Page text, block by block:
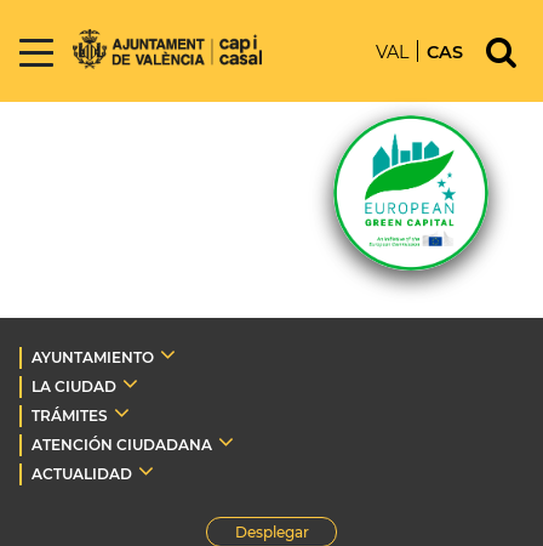
VAL CAS
AYUNTAMIENTO
LA CIUDAD
TRÁMITES
ATENCIÓN CIUDADANA
ACTUALIDAD
Desplegar